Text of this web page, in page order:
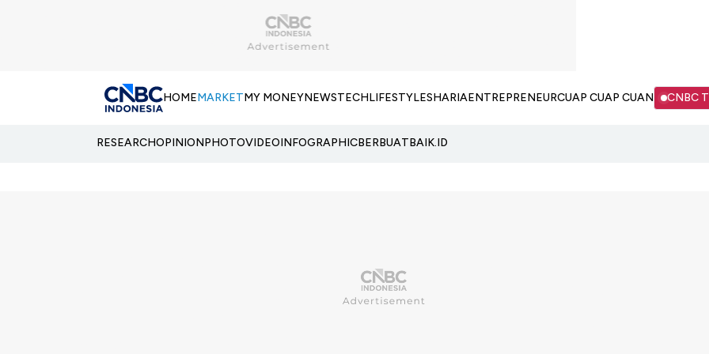
HOMEMARKETMY MONEYNEWSTECHLIFESTYLESHARIAENTREPRENEURCUAP CUAP CUAN CNBC
RESEARCHOPINIONPHOTOVIDEOINFOGRAPHICBERBUATBAIK.ID